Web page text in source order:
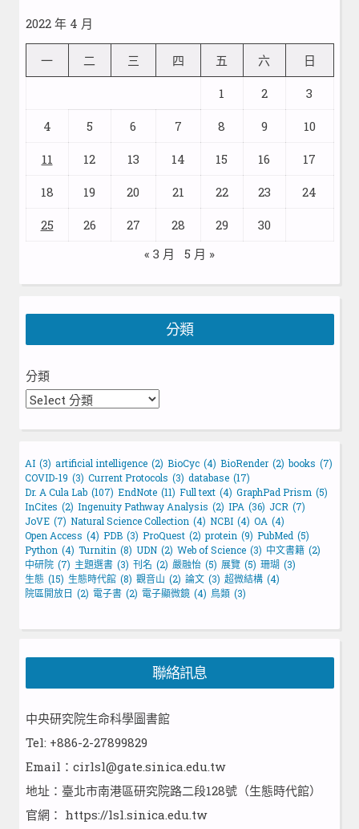
2022 年 4 月
一 二 三 四 五 六 日
1 2 3
4 5 6 7 8 9 10
11 12 13 14 15 16 17
18 19 20 21 22 23 24
25 26 27 28 29
30
« 3 月
5 月 »
分類
分類
AI (3) artificial intelligence (2) BioCyc (4) BioRender (2) books (7)
COVID-19 (3) Current Protocols (3) database (17)
Dr. A Cula Lab (107) EndNote (11) Full text (4) GraphPad Prism (5)
InCites (2) Ingenuity Pathway Analysis (2) IPA (36) JCR (7)
JoVE (7) Natural Science Collection (4) NCBI (4) OA (4)
Open Access (4) PDB (3) ProQuest (2) protein (9) PubMed (5)
Python (4) Turnitin (8) UDN (2) Web of Science (3) 中文書籍 (2)
中研院 (7) 主題選書 (3) 刊名 (2) 嚴融怡 (5) 展覽 (5) 珊瑚 (3)
生態 (15) 生態時代館 (8) 觀音山 (2) 論文 (3) 超微結構 (4)
院區開放日 (2) 電子書 (2) 電子顯微鏡 (4) 鳥類 (3)
聯絡訊息
中央研究院生命科學圖書館
Tel: +886-2-27899829
Email：cirlsl@gate.sinica.edu.tw
地址：臺北市南港區研究院路二段128號（生態時代館）
官網： https://lsl.sinica.edu.tw